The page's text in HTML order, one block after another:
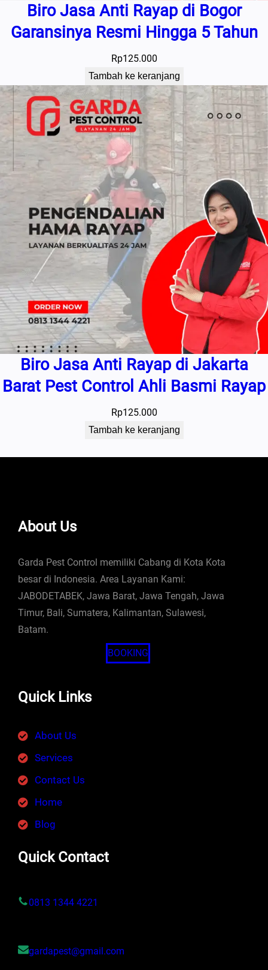
Biro Jasa Anti Rayap di Bogor
Garansinya Resmi Hingga 5 Tahun
Rp125.000
Tambah ke keranjang
Biro Jasa Anti Rayap di Jakarta
Barat Pest Control Ahli Basmi Rayap
Rp125.000
Tambah ke keranjang
About Us
Garda Pest Control memiliki Cabang di Kota Kota
besar di Indonesia. Area Layanan Kami:
JABODETABEK, Jawa Barat, Jawa Tengah, Jawa
Timur, Bali, Sumatera, Kalimantan, Sulawesi,
Batam.
BOOKING
Quick Links
About Us
Services
Contact Us
Home
Blog
Quick Contact
0813 1344 4221
gardapest@gmail.com